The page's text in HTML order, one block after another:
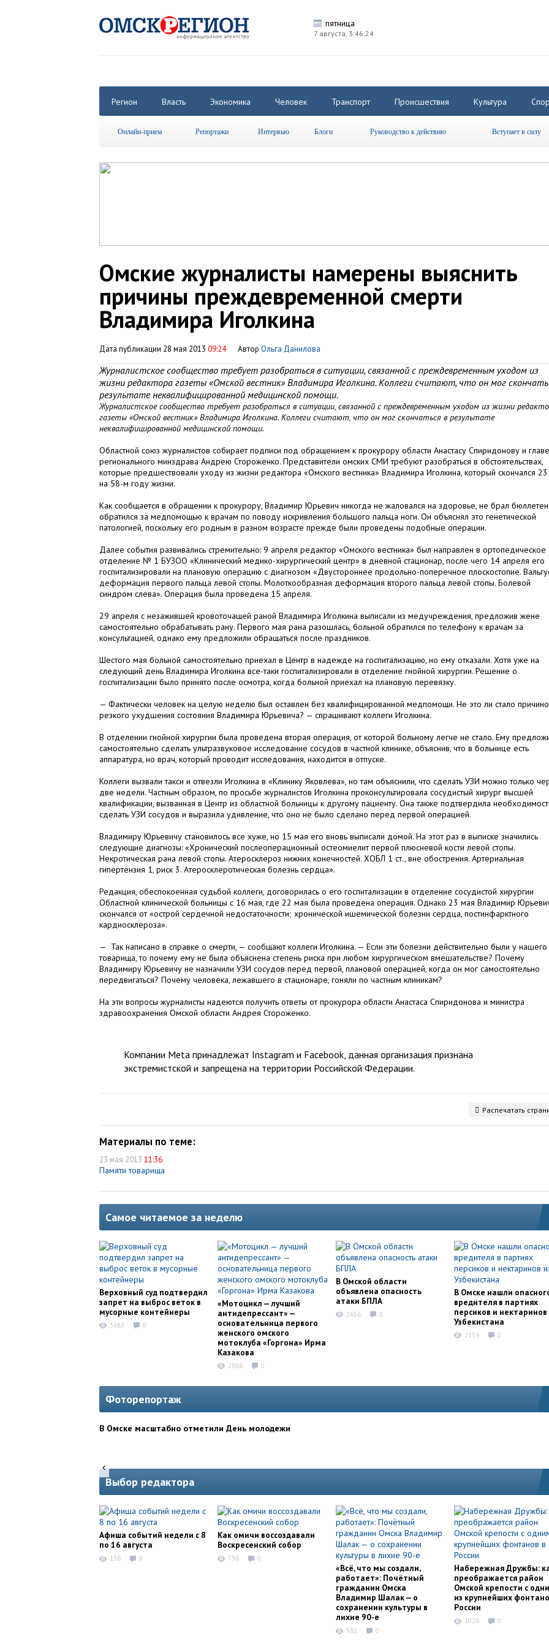
пятница
7 августа, 3:46:25
Регион Власть Экономика Человек Транспорт Происшествия Культура
Онлайн-прием Репортажи Интервью Блоги Руководство к действию Вступает в силу
Омские журналисты намерены выяснить
причины преждевременной смерти
Владимира Иголкина
Дата публикации 28 мая 2013 09:24 Автор Ольга Данилова
Журналистское сообщество требует разобраться в ситуации, связанной с преждевременным уходом из
жизни редактора газеты «Омской вестник» Владимира Иголкина. Коллеги считают, что он мог
результате неквалифицированной медицинской помощи.
Журналистское сообщество требует разобраться в ситуации, связанной с преждевременным уходом из жизни
газеты «Омской вестник» Владимира Иголкина. Коллеги считают, что он мог скончаться в результате
неквалифицированной медицинской помощи.
Областной союз журналистов собирает подписи под обращением к прокурору области Анастасу Спиридонову и главе
регионального минздрава Андрею Стороженко. Представители омских СМИ требуют разобраться в обстоятельствах,
которые предшествовали уходу из жизни редактора «Омского вестника» Владимира Иголкина, который скончался
на 58-м году жизни.
Как сообщается в обращении к прокурору, Владимир Юрьевич никогда не жаловался на здоровье, не брал
обратился за медпомощью к врачам по поводу искривления большого пальца ноги. Он объяснял это генетической
патологией, поскольку его родным в разном возрасте прежде были проведены подобные операции.
Далее события развивались стремительно: 9 апреля редактор «Омского вестника» был направлен в ортопедическое
отделение № 1 БУЗОО «Клинический медико-хирургический центр» в дневной стационар, после чего 14 апреля его
госпитализировали на плановую операцию с диагнозом «Двустороннее продольно-поперечное плоскостопие.
деформация первого пальца левой стопы. Молоткообразная деформация второго пальца левой стопы. Болевой
синдром слева». Операция была проведена 15 апреля.
29 апреля с незажившей кровоточащей раной Владимира Иголкина выписали из медучреждения, предложив жене
самостоятельно обрабатывать рану. Первого мая рана разошлась, больной обратился по телефону к врачам за
консультацией, однако ему предложили обращаться после праздников.
Шестого мая больной самостоятельно приехал в Центр в надежде на госпитализацию, но ему отказали. Хотя уже на
следующий день Владимира Иголкина все-таки госпитализировали в отделение гнойной хирургии. Решение о
госпитализации было принято после осмотра, когда больной приехал на плановую перевязку.
— Фактически человек на целую неделю был оставлен без квалифицированной медпомощи. Не это ли стало
резкого ухудшения состояния Владимира Юрьевича? — спрашивают коллеги Иголкина.
В отделении гнойной хирургии была проведена вторая операция, от которой больному легче не стало. Ему
самостоятельно сделать ультразвуковое исследование сосудов в частной клинике, объяснив, что в больнице есть
аппаратура, но врач, который проводит исследования, находится в отпуске.
Коллеги вызвали такси и отвезли Иголкина в «Клинику Яковлева», но там объяснили, что сделать УЗИ можно только
две недели. Частным образом, по просьбе журналистов Иголкина проконсультировала сосудистый хирург высшей
квалификации, вызванная в Центр из областной больницы к другому пациенту. Она также подтвердила
сделать УЗИ сосудов и выразила удивление, что оно не было сделано перед первой операцией.
Владимиру Юрьевичу становилось все хуже, но 15 мая его вновь выписали домой. На этот раз в выписке значились
следующие диагнозы: «Хронический послеоперационный остеомиелит первой плюсневой кости левой стопы.
Некротическая рана левой стопы. Атеросклероз нижних конечностей. ХОБЛ 1 ст., вне обострения. Артериальная
гипертензия 1, риск 3. Атеросклеротическая болезнь сердца».
Редакция, обеспокоенная судьбой коллеги, договорилась о его госпитализации в отделение сосудистой хирургии
Областной клинической больницы с 16 мая, где 22 мая была проведена операция. Однако 23 мая Владимир
скончался от «острой сердечной недостаточности; хронической ишемической болезни сердца, постинфарктного
кардиосклероза».
— Так написано в справке о смерти, — сообщают коллеги Иголкина. — Если эти болезни действительно были у нашего
товарища, то почему ему не была объяснена степень риска при любом хирургическом вмешательстве? Почему
Владимиру Юрьевичу не назначили УЗИ сосудов перед первой, плановой операцией, когда он мог самостоятельно
передвигаться? Почему человека, лежавшего в стационаре, гоняли по частным клиникам?
На эти вопросы журналисты надеются получить ответы от прокурора области Анастаса Спиридонова и министра
здравоохранения Омской области Андрея Стороженко.
Компании Meta принадлежат Instagram и Facebook, данная организация признана
экстремистской и запрещена на территории Российской Федерации.
Распечатать
Материалы по теме:
23 мая 2013 11:36
Памяти товарища
Самое читаемое за неделю
Верховный суд подтвердил
запрет на выброс веток в
мусорные контейнеры
3683 0
«Мотоцикл — лучший
антидепрессант» —
основательница первого
женского омского
мотоклуба «Горгона» Ирма
Казакова
2868 0
В Омской области
объявлена опасность
атаки БПЛА
2656 0
В Омске нашли
вредителя в партиях
персиков и нектаринов
Узбекистана
2159 0
Фоторепортаж
В Омске масштабно отметили День молодежи
Выбор редактора
Афиша событий недели с 8
по 16 августа
136 0
Как омичи воссоздавали
Воскресенский собор
736 0
«Всё, что мы создали,
работает»: Почётный
гражданин Омска
Владимир Шалак — о
сохранении культуры в
лихие 90-е
582 0
Набережная Дружбы:
преображается район
Омской крепости с
из крупнейших
России
1026 0